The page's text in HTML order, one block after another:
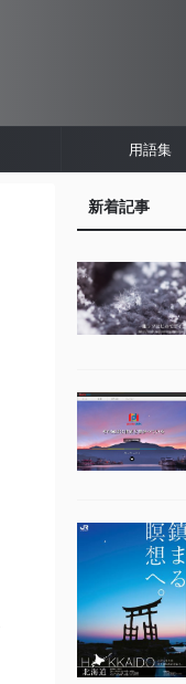
用語集
新着記事